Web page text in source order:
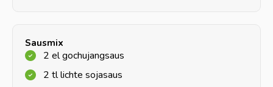
Sausmix
2 el gochujangsaus
2 tl lichte sojasaus